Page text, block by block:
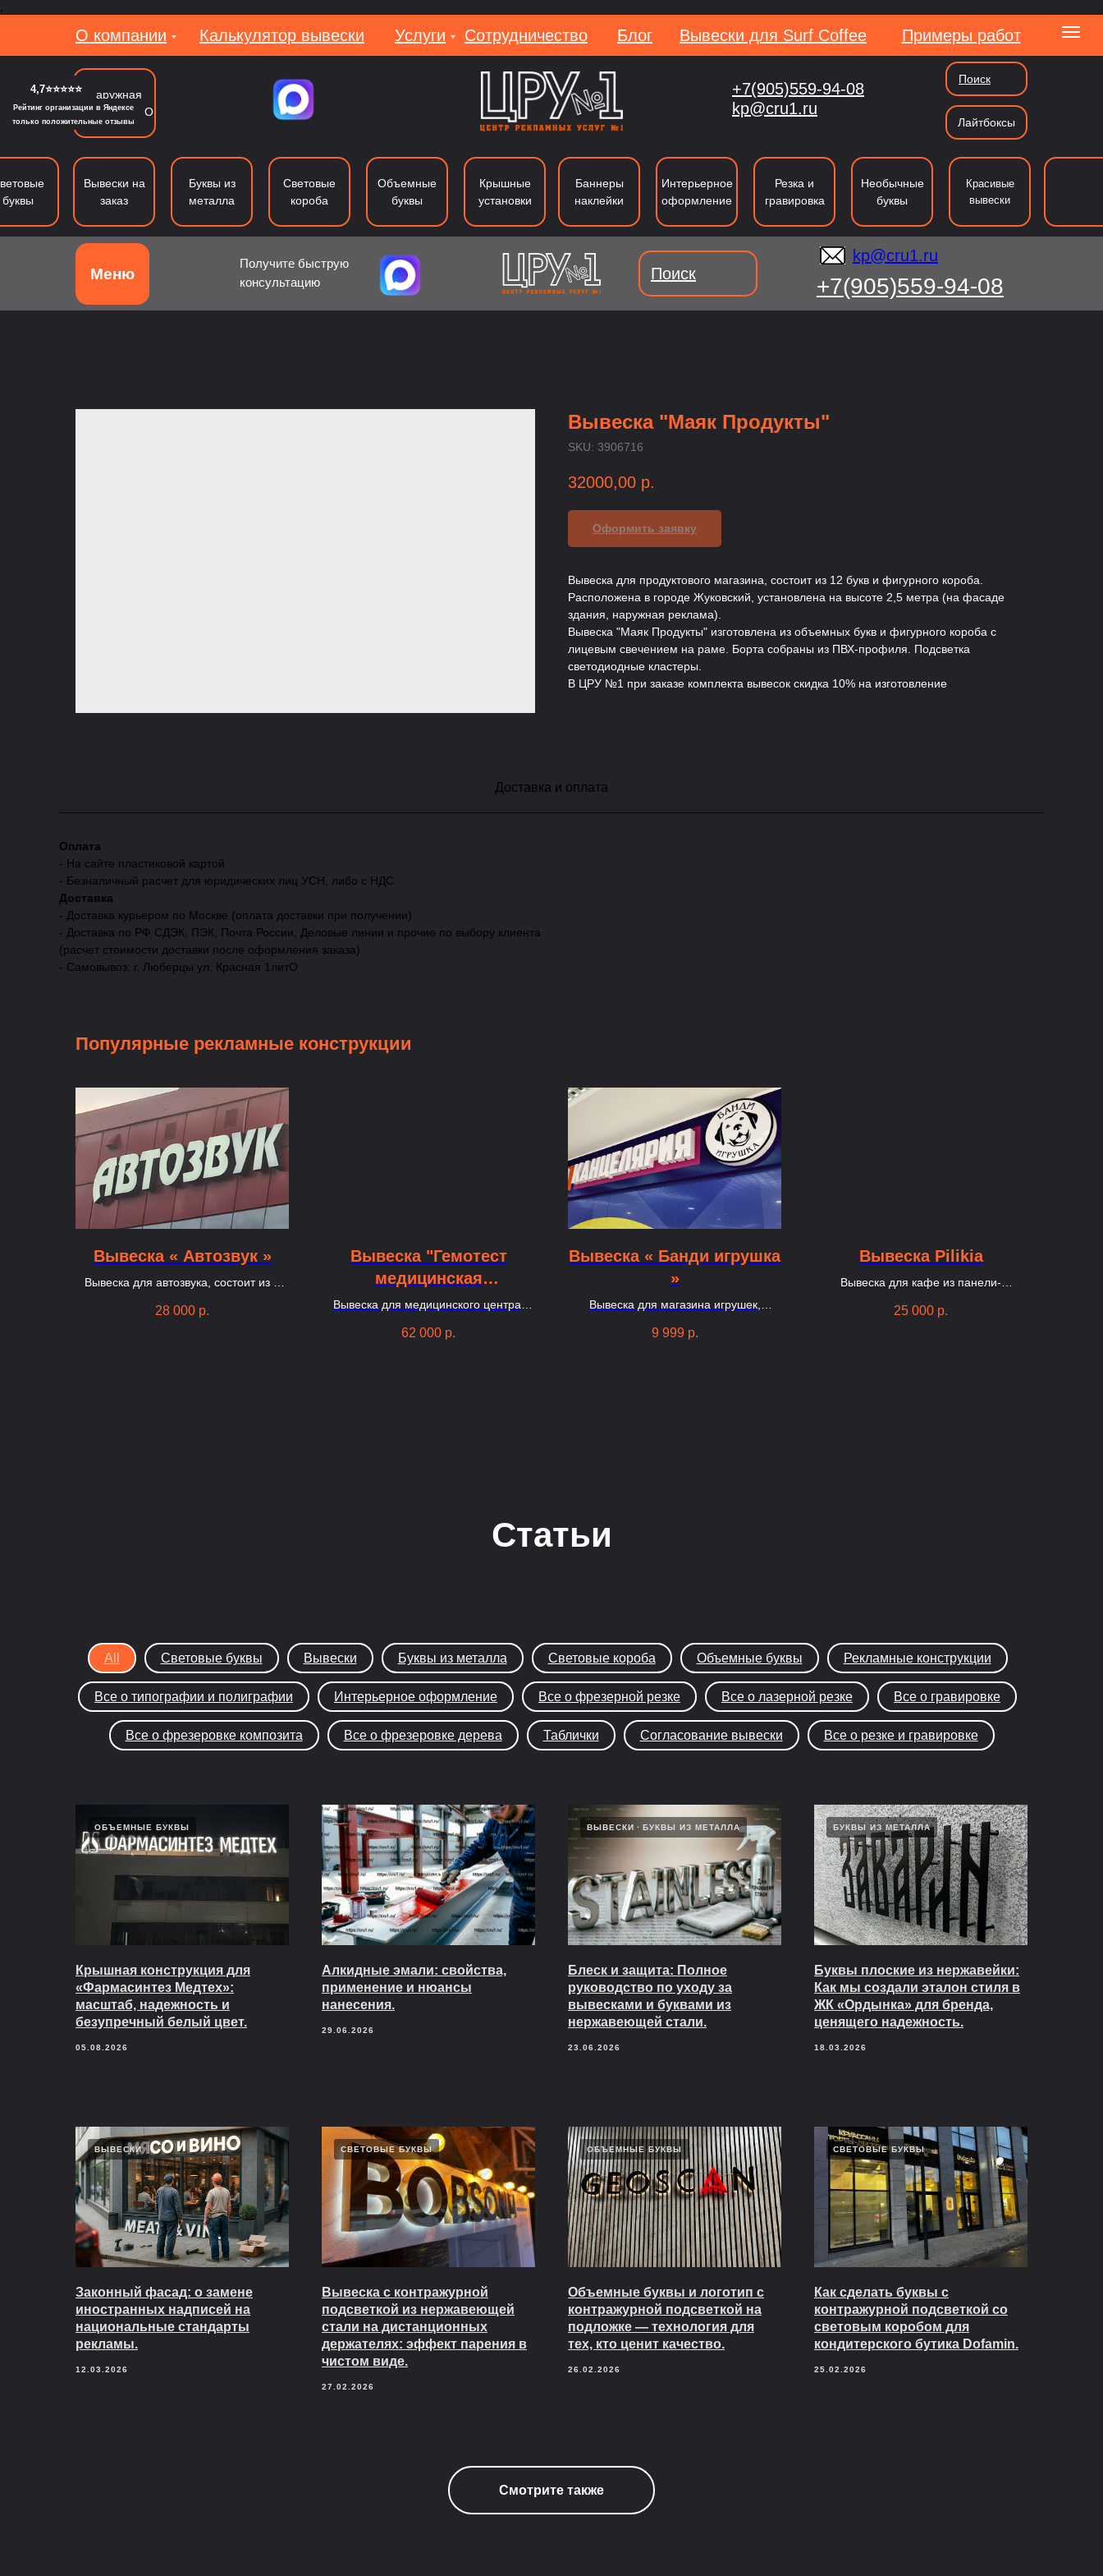
.
О компании Услуги Сотрудничество Вывески для Surf Coffee
Блог Примеры работ
Калькулятор вывески
Вакансии
kp@cru1.ru
Наружная
реклама в МО
+7(905)559-94-08
Лайтбоксы
Поиск
kp@cru1.ru
Объемные буквы Буквы из металла Лайтбоксы Вывеки Типография Резка Таблички и указатели
буквы
Вывески на
заказ
Буквы из
металла
Световые
короба
Объемные
буквы
Крышные
установки
Баннеры
наклейки
Интерьерное
оформление
Резка и
гравировка
Необычные
буквы
Красивые
вывески
Получите быструю
консультацию
+7(905)559-94-08
kp@cru1.ru
Поиск
Меню
Вывеска "Маяк Продукты"
SKU: 3906716
32000,00 р.
Оформить заявку
Вывеска для продуктового магазина, состоит из 12 букв и фигурного короба.
Расположена в городе Жуковский, установлена на высоте 2,5 метра (на фасаде
здания, наружная реклама).
Вывеска "Маяк Продукты" изготовлена из объемных букв и фигурного короба с
лицевым свечением на раме. Борта собраны из ПВХ-профиля. Подсветка
светодиодные кластеры.
В ЦРУ №1 при заказе комплекта вывесок скидка 10% на изготовление
Доставка и оплата
Оплата
- На сайте пластиковой картой
- Безналичный расчет для юридических лиц УСН, либо с НДС
Доставка
- Доставка курьером по Москве (оплата доставки при получении)
- Доставка по РФ СДЭК, ПЭК, Почта России, Деловые линии и прочие по выбору клиента
(расчет стоимости доставки после оформления заказа)
- Самовывоз: г. Люберцы ул. Красная 1литО
Популярные рекламные конструкции
Вывеска « Автозвук »
Вывеска для автозвука, состоит из 8
28 000 р.
Вывеска "Гемотест
медицинская
лаборатория"
Вывеска для медицинского центра,
62 000 р.
Вывеска « Банди игрушка
»
Вывеска для магазина игрушек,
9 999 р.
Вывеска Pilikia
Вывеска для кафе из панели-
логотипа, выполнено из алюминиевого
25 000 р.
Статьи
All Световые буквы Вывески Буквы из металла Световые короба Объемные буквы Рекламные конструкции
Все о типографии и полиграфии Интерьерное оформление Все о фрезерной резке Все о лазерной резке Все о гравировке
Все о фрезеровке композита Все о фрезеровке дерева Таблички Согласование вывески Все о резке и гравировке
ОБЪЕМНЫЕ БУКВЫ
Крышная конструкция для
«Фармасинтез Медтех»:
масштаб, надежность и
безупречный белый цвет.
05.08.2026
Алкидные эмали: свойства,
применение и нюансы
нанесения.
29.06.2026
ВЫВЕСКИ БУКВЫ ИЗ МЕТАЛЛА
Блеск и защита: Полное
руководство по уходу за
вывесками и буквами из
нержавеющей стали.
23.06.2026
БУКВЫ ИЗ МЕТАЛЛА
Буквы плоские из нержавейки:
Как мы создали эталон стиля в
ЖК «Ордынка» для бренда,
ценящего надежность.
18.03.2026
ВЫВЕСКИ
Законный фасад: о замене
иностранных надписей на
национальные стандарты
рекламы.
12.03.2026
СВЕТОВЫЕ БУКВЫ
Вывеска с контражурной
подсветкой из нержавеющей
стали на дистанционных
держателях: эффект парения в
чистом виде.
27.02.2026
ОБЪЕМНЫЕ БУКВЫ
Объемные буквы и логотип с
контражурной подсветкой на
подложке — технология для
тех, кто ценит качество.
26.02.2026
СВЕТОВЫЕ БУКВЫ
Как сделать буквы с
контражурной подсветкой со
световым коробом для
кондитерского бутика Dofamin.
25.02.2026
Смотрите также
4,7⭐⭐⭐⭐⭐
Рейтинг организации в Яндексе
только положительные отзывы